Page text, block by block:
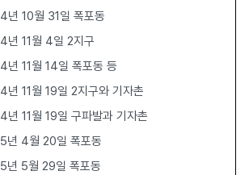
10월 31일 폭포동
년 11월 4일 2지구
11월 14일 폭포동 등
11월 19일 2지구와 기자촌
11월 19일 구파발과 기자촌
년 4월 20일 폭포동
년 5월 29일 폭포동